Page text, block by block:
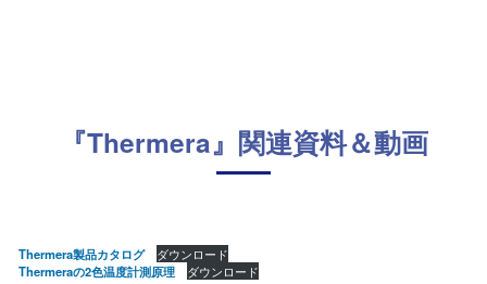
『Thermera』関連資料＆動画
Thermera製品カタログ
ダウンロード
Thermeraの2色温度計測原理
ダウンロード